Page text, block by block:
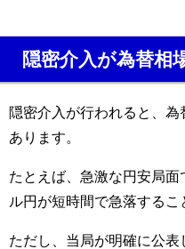
隠密介入が為替相
隠密介入が行われると、
あります。
たとえば、急激な円安局
ル円が短時間で急落するこ
ただし、当局が明確に公